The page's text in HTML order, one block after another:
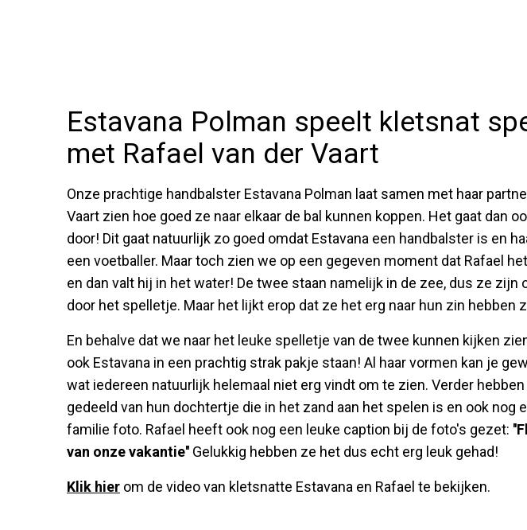
Estavana Polman speelt kletsnat
met Rafael van der Vaart
Onze prachtige handbalster Estavana Polman laat samen met haar
Vaart zien hoe goed ze naar elkaar de bal kunnen koppen. Het gaat dan
door! Dit gaat natuurlijk zo goed omdat Estavana een handbalster is en
een voetballer. Maar toch zien we op een gegeven moment dat Rafael
en dan valt hij in het water! De twee staan namelijk in de zee, dus ze zijn
door het spelletje. Maar het lijkt erop dat ze het erg naar hun zin hebben
En behalve dat we naar het leuke spelletje van de twee kunnen kijken
ook Estavana in een prachtig strak pakje staan! Al haar vormen kan je
wat iedereen natuurlijk helemaal niet erg vindt om te zien. Verder
gedeeld van hun dochtertje die in het zand aan het spelen is en ook nog
familie foto. Rafael heeft ook nog een leuke caption bij de foto's gezet:
van onze vakantie'' Gelukkig hebben ze het dus echt erg leuk gehad!
Klik hier om de video van kletsnatte Estavana en Rafael te bekijken.